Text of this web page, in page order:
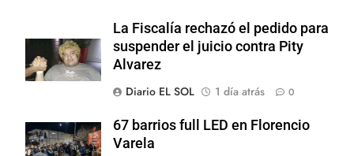
La Fiscalía rechazó el pedido para
suspender el juicio contra Pity
Alvarez
Diario EL SOL
1 día atrás 0
67 barrios full LED en Florencio
Varela